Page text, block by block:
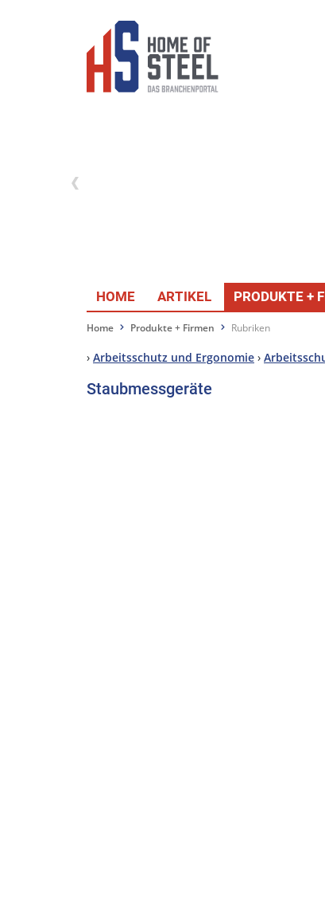
HOME ARTIKEL PRODUKTE +
Home Produkte + Firmen Rubriken
› Arbeitsschutz und Ergonomie ›
Staubmessgeräte